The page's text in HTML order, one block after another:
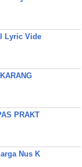
Lyric Vide
PRAKT
Nus K